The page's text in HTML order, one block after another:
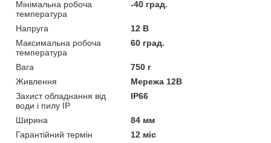
Мінімальна робоча
температура
-40 град.
Напруга
12 В
Максимальна робоча
температура
60 град.
Вага
750 г
Живлення
Мережа 12В
Захист обладнання від
води і пилу IP
IP66
Ширина
84 мм
Гарантійний термін
12 міс